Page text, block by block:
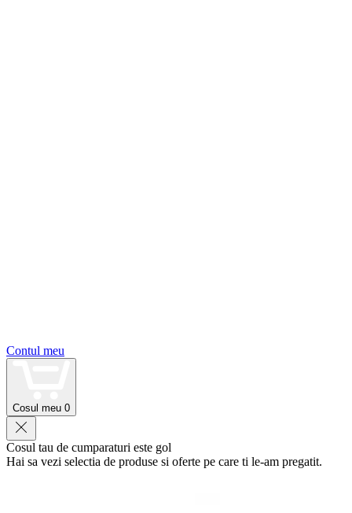
Contul meu
Cosul meu 0
Cosul tau de cumparaturi este gol
Hai sa vezi selectia de produse si oferte pe care ti le-am pregatit.